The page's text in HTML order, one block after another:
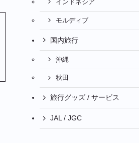
インドネシア
モルディブ
国内旅行
沖縄
秋田
旅行グッズ / サービス
JAL / JGC